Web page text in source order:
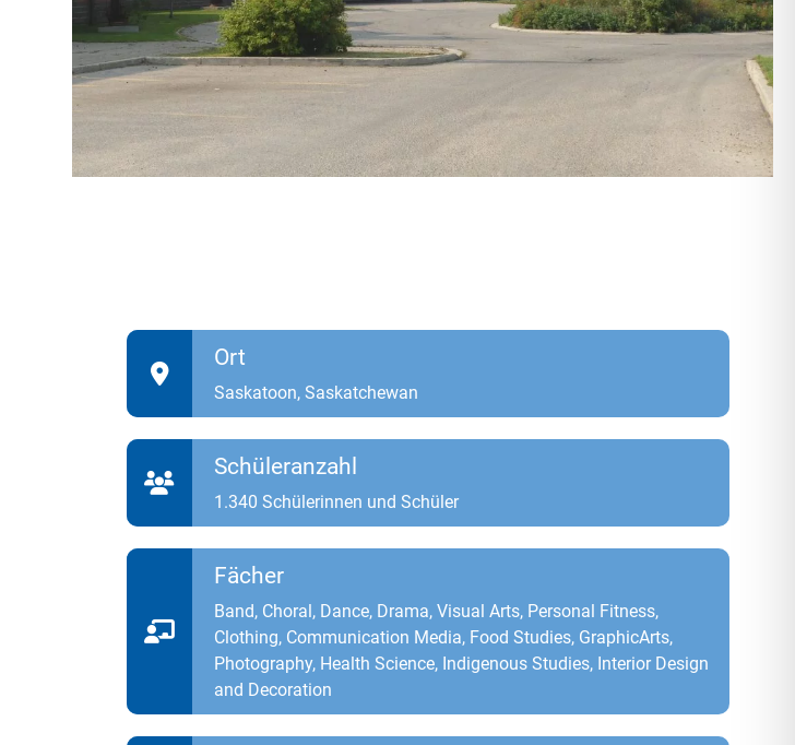
Ort
Saskatoon, Saskatchewan
Schüleranzahl
1.340 Schülerinnen und Schüler
Fächer
Band, Choral, Dance, Drama, Visual Arts, Personal Fitness,
Clothing, Communication Media, Food Studies, GraphicArts,
Photography, Health Science, Indigenous Studies, Interior Design
and Decoration